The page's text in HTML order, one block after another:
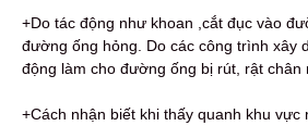
+Do tác động như khoan ,cắt đục vào
đường ống hỏng. Do các công trình xây
động làm cho đường ống bị rút, rật chân
+Cách nhận biết khi thấy quanh khu vực